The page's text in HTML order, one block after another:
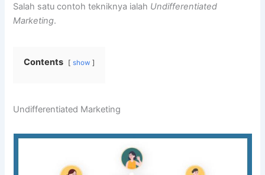
Salah satu contoh tekniknya ialah Undifferentiated
Marketing.
Contents show
Undifferentiated Marketing